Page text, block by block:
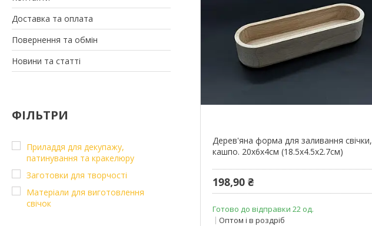
Доставка та оплата
Повернення та обмін
Новини та статті
ФІЛЬТРИ
Приладдя для декупажу,
патинування та кракелюру
Заготовки для творчості
Матеріали для виготовлення
свічок
Дерев'яна форма для заливання свічки,
кашпо. 20х6х4см (18.5х4.5х2.7см)
198,90 ₴
Готово до відправки 22 од.
Оптом і в роздріб